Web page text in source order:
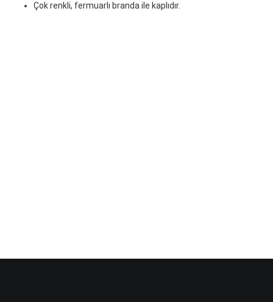
Çok renkli, fermuarlı branda ile kaplıdır.